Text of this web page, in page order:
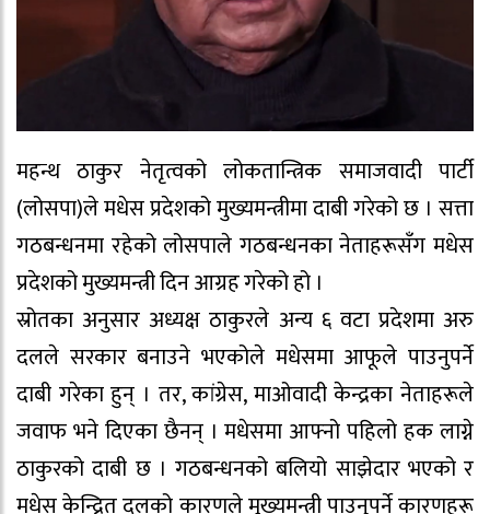
महन्थ ठाकुर नेतृत्वको लोकतान्त्रिक समाजवादी पार्टी
(लोसपा)ले मधेस प्रदेशको मुख्यमन्त्रीमा दाबी गरेको छ । सत्ता
गठबन्धनमा रहेको लोसपाले गठबन्धनका नेताहरूसँग मधेस
प्रदेशको मुख्यमन्त्री दिन आग्रह गरेको हो ।
स्रोतका अनुसार अध्यक्ष ठाकुरले अन्य ६ वटा प्रदेशमा अरु
दलले सरकार बनाउने भएकोले मधेसमा आफूले पाउनुपर्ने
दाबी गरेका हुन् । तर, कांग्रेस, माओवादी केन्द्रका नेताहरूले
जवाफ भने दिएका छैनन् । मधेसमा आफ्नो पहिलो हक लाग्ने
ठाकुरको दाबी छ । गठबन्धनको बलियो साझेदार भएको र
मधेस केन्द्रित दलको कारणले मुुख्यमन्त्री पाउनुपर्ने कारणहरू